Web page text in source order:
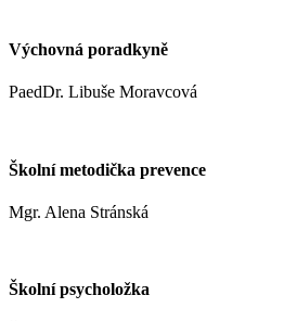
Výchovná poradkyně
PaedDr. Libuše Moravcová
Školní metodička prevence
Mgr. Alena Stránská
Školní psycholožka